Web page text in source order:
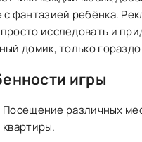
с фантазией ребёнка.
исследовать и
домик, только
игры
Посещение различных
квартиры.